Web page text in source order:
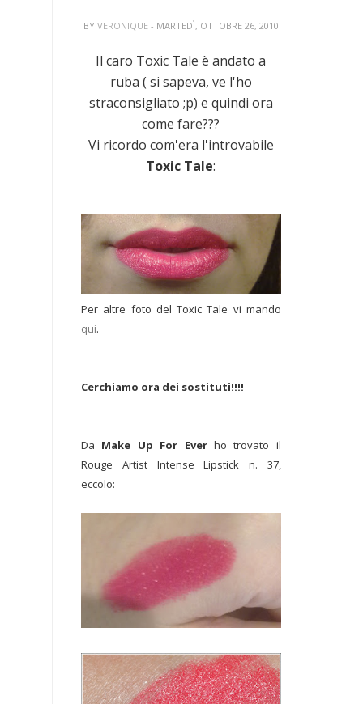
BY VERONIQUE - MARTEDÌ, OTTOBRE 26, 2010
Il caro Toxic Tale è andato a
ruba ( si sapeva, ve l'ho
straconsigliato ;p) e quindi ora
come fare???
Vi ricordo com'era l'introvabile
Toxic Tale:
Per altre foto del Toxic Tale vi mando
qui.
Cerchiamo ora dei sostituti!!!!
Da Make Up For Everho trovato il
Rouge Artist Intense Lipstick n. 37,
eccolo: